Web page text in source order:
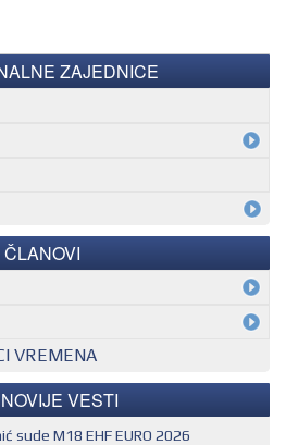
ZAJEDNICE
ČLANOVI
VREMENA
VESTI
sude M18 EHF EURO 2026